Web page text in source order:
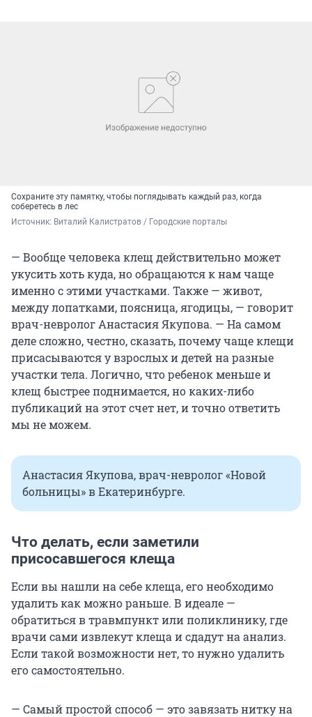
Сохраните эту памятку, чтобы поглядывать каждый раз, когда
соберетесь в лес
Источник: Виталий Калистратов / Городские порталы
— Вообще человека клещ действительно может
укусить хоть куда, но обращаются к нам чаще
именно с этими участками. Также — живот,
между лопатками, поясница, ягодицы, — говорит
врач-невролог Анастасия Якупова. — На самом
деле сложно, честно, сказать, почему чаще клещи
присасываются у взрослых и детей на разные
участки тела. Логично, что ребенок меньше и
клещ быстрее поднимается, но каких-либо
публикаций на этот счет нет, и точно ответить
мы не можем.
Анастасия Якупова, врач-невролог «Новой
больницы» в Екатеринбурге.
Что делать, если заметили
присосавшегося клеща
Если вы нашли на себе клеща, его необходимо
удалить как можно раньше. В идеале —
обратиться в травмпункт или поликлинику, где
врачи сами извлекут клеща и сдадут на анализ.
Если такой возможности нет, то нужно удалить
его самостоятельно.
— Самый простой способ — это завязать нитку на